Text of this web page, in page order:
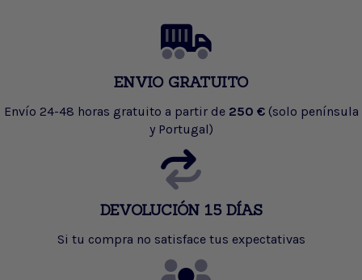
ENVIO GRATUITO
Envío 24-48 horas gratuito a partir de 250 € (solo península
y Portugal)
DEVOLUCIÓN 15 DÍAS
Si tu compra no satisface tus expectativas